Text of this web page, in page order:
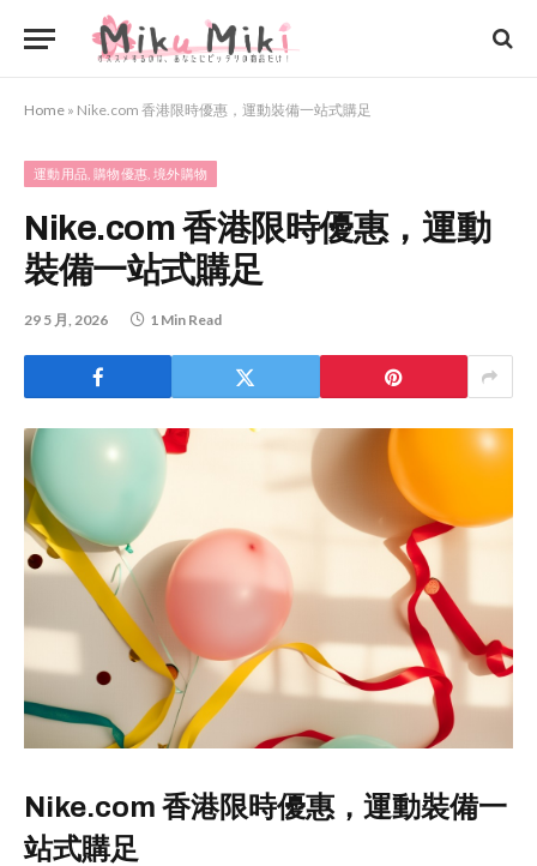
Home » Nike.com 香港限時優惠，運動裝備一站式購足
運動用品, 購物優惠, 境外購物
Nike.com 香港限時優惠，運動
裝備一站式購足
29 5 月, 2026 1 Min Read
Nike.com 香港限時優惠，運動裝備一
站式購足